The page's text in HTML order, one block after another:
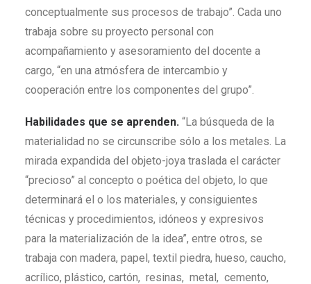
conceptualmente sus procesos de trabajo”. Cada uno
trabaja sobre su proyecto personal con
acompañamiento y asesoramiento del docente a
cargo, “en una atmósfera de intercambio y
cooperación entre los componentes del grupo”.
Habilidades que se aprenden. “La búsqueda de la
materialidad no se circunscribe sólo a los metales. La
mirada expandida del objeto-joya traslada el carácter
“precioso” al concepto o poética del objeto, lo que
determinará el o los materiales, y consiguientes
técnicas y procedimientos, idóneos y expresivos
para la materialización de la idea”, entre otros, se
trabaja con madera, papel, textil piedra, hueso, caucho,
acrílico, plástico, cartón, resinas, metal, cemento,